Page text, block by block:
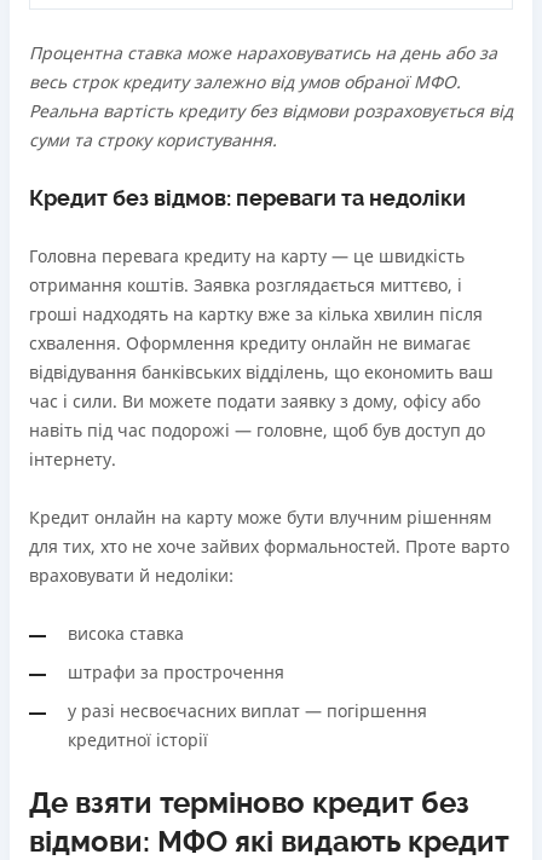
Процентна ставка може нараховуватись на день або за
весь строк кредиту залежно від умов обраної МФО.
Реальна вартість кредиту без відмови розраховується від
суми та строку користування.
Кредит без відмов: переваги та недоліки
Головна перевага кредиту на карту — це швидкість
отримання коштів. Заявка розглядається миттєво, і
гроші надходять на картку вже за кілька хвилин після
схвалення. Оформлення кредиту онлайн не вимагає
відвідування банківських відділень, що економить ваш
час і сили. Ви можете подати заявку з дому, офісу або
навіть під час подорожі — головне, щоб був доступ до
інтернету.
Кредит онлайн на карту може бути влучним рішенням
для тих, хто не хоче зайвих формальностей. Проте варто
враховувати й недоліки:
висока ставка
штрафи за прострочення
у разі несвоєчасних виплат — погіршення
кредитної історії
Де взяти терміново кредит без
відмови: МФО які видають кредит